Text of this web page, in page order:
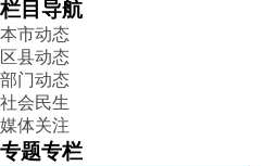
栏目导航
本市动态
区县动态
部门动态
社会民生
媒体关注
专题专栏